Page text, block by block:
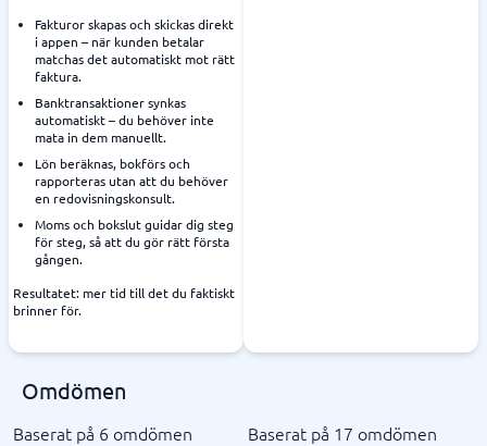
Fakturor skapas och skickas direkt
i appen – när kunden betalar
matchas det automatiskt mot rätt
faktura.
Banktransaktioner synkas
automatiskt – du behöver inte
mata in dem manuellt.
Lön beräknas, bokförs och
rapporteras utan att du behöver
en redovisningskonsult.
Moms och bokslut guidar dig steg
för steg, så att du gör rätt första
gången.
Resultatet: mer tid till det du faktiskt
brinner för.
Omdömen
Baserat på 6 omdömen Baserat på 17 omdömen